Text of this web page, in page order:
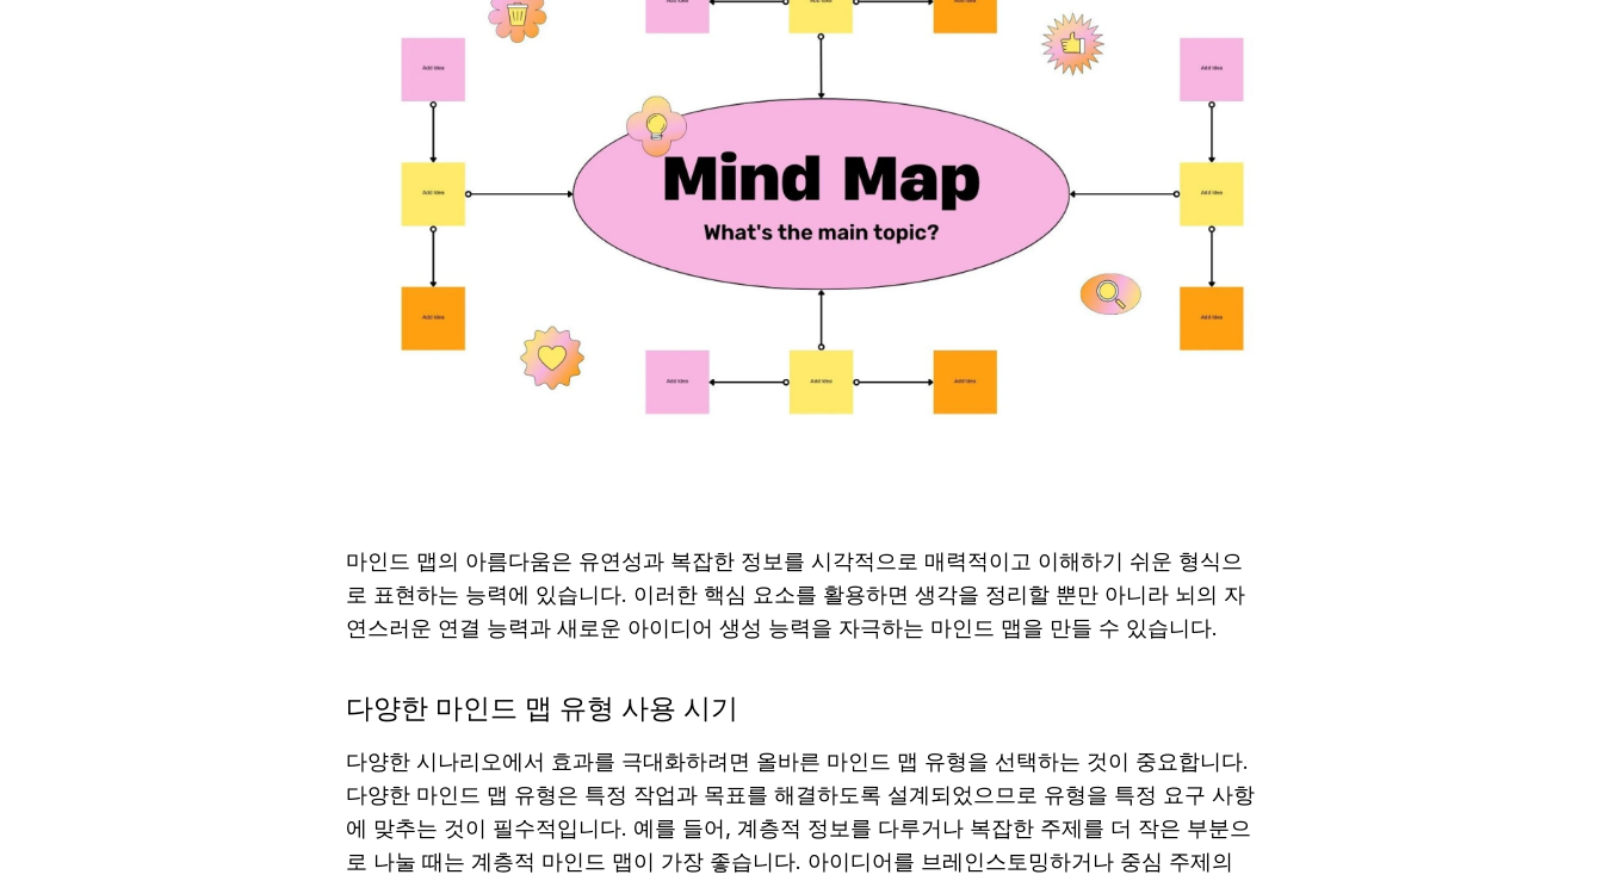
마인드 맵의 아름다움은 유연성과 복잡한 정보를 시각적으로 매력적이고 이해하기 쉬운 형식으
로 표현하는 능력에 있습니다. 이러한 핵심 요소를 활용하면 생각을 정리할 뿐만 아니라 뇌의 자
연스러운 연결 능력과 새로운 아이디어 생성 능력을 자극하는 마인드 맵을 만들 수 있습니다.
다양한 마인드 맵 유형 사용 시기
다양한 시나리오에서 효과를 극대화하려면 올바른 마인드 맵 유형을 선택하는 것이 중요합니다.
다양한 마인드 맵 유형은 특정 작업과 목표를 해결하도록 설계되었으므로 유형을 특정 요구 사항
에 맞추는 것이 필수적입니다. 예를 들어, 계층적 정보를 다루거나 복잡한 주제를 더 작은 부분으
로 나눌 때는 계층적 마인드 맵이 가장 좋습니다. 아이디어를 브레인스토밍하거나 중심 주제의